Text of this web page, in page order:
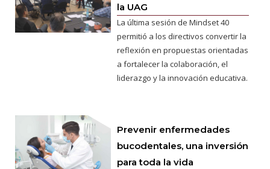
la UAG
La última sesión de Mindset 40
permitió a los directivos convertir la
reflexión en propuestas orientadas
a fortalecer la colaboración, el
liderazgo y la innovación educativa.
Prevenir enfermedades
bucodentales, una inversión
para toda la vida